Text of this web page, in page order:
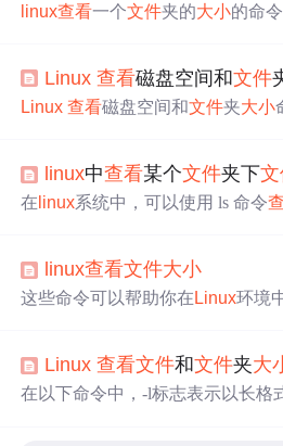
linux查看一个文件夹的大小的命令
任何参数，则显示文件 夹内的所有
文件夹的内容)。命令解释：参数 --
Linux 查看磁盘空间和文件
Linux 查看磁盘空间和文件夹大小
linux中查看某个文件夹下
在 linux系统中，可以使用 ls 命令
息(注意这里的文件是指目录、链
行对应—个文件或目录，ls -IR是
查看 ，还是和df命令有一些区别的
只保留一般 文件 ，只保留目录是。
目。
linux查看文件大小
这些命令可以帮助你在 Linux环境
Linux 查看文件和文件夹大
在以下命令中，-l标志表示以长格